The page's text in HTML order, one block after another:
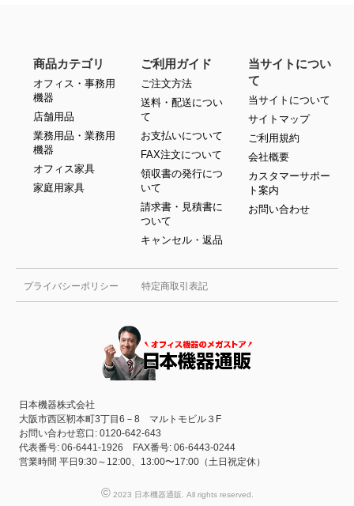
プライバシーポリシー 特定商取引表記
日本機器株式会社
大阪市西区靭本町3丁目6－8 マルトモビル３F
お問い合わせ窓口: 0120-642-643
代表番号: 06-6441-1926 FAX番号: 06-6443-0244
営業時間 平日9:30～12:00、13:00〜17:00（土日祝定休）
商品カテゴリ
オフィス・事務用
機器
店舗用品
業務用品・業務用
機器
オフィス家具
家庭用家具
ご利用ガイド
ご注文方法
送料・配送につい
て
お支払いについて
FAX注文について
領収書の発行につ
いて
請求書・見積書に
ついて
キャンセル・返品
当サイトについ
て
当サイトについて
サイトマップ
ご利用規約
会社概要
カスタマーサポー
ト案内
お問い合わせ
©2023 日本機器通販. All rights reserved.